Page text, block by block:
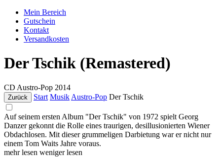
Mein Bereich
Gutschein
Kontakt
Versandkosten
Der Tschik (Remastered)
CD Austro-Pop 2014
Zurück Start Musik Austro-Pop Der Tschik
Auf seinem ersten Album "Der Tschik" von 1972 spielt Georg
Danzer gekonnt die Rolle eines traurigen, desillusionierten Wiener
Obdachlosen. Mit dieser grummeligen Darbietung war er nicht nur
einem Tom Waits Jahre voraus.
mehr lesen weniger lesen